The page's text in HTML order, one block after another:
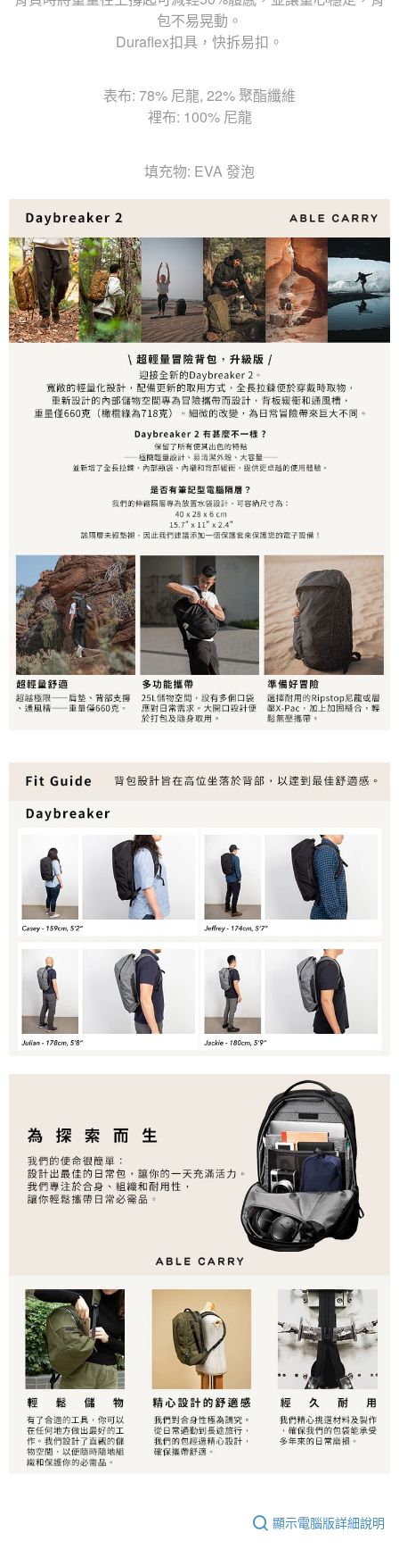
包不易晃動。
Duraflex扣具，快拆易扣。
表布: 78% 尼龍, 22% 聚酯纖維
裡布: 100% 尼龍
填充物: EVA 發泡
顯示電腦版詳細說明